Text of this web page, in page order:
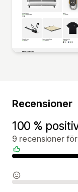
Recensioner
100 %
9 recensioner
Positiva
Neutrala